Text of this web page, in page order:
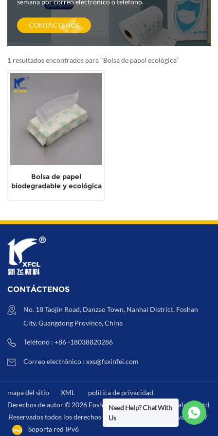
semana por correo electrónico o teléfono.
CONTÁCTENOS
1 resultados encontrados para "Bolsa de papel ecológica"
Bolsa de papel
biodegradable y ecológica
CONTÁCTENOS
No. 18 Taojin Road, Danzao Town, Nanhai District, Foshan
City, Guangdong Province, China
Teléfono : +86 -18038820286
Correo electrónico : xxs@fsxinfei.com
mapa del sitio XML
política de privacidad
Derechos de autor © 2026 Foshan Xinfei Hygiene Materials Co.,Ltd
.Reservados todos los derechos . / XML política de privacidad /
Soporta red IPv6
Need Help? Chat With
Us